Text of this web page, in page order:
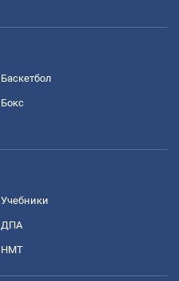
Баскетбол
Бокс
Учебники
ДПА
НМТ